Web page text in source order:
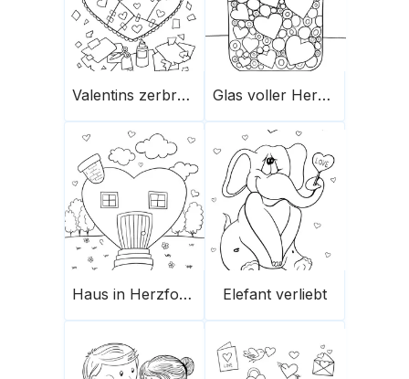
Valentins zerbrochene Herzstücke Glas voller Herzen
Haus in Herzform Elefant verliebt